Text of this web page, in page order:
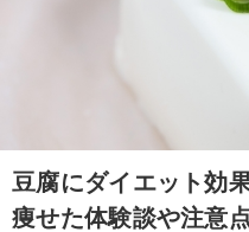
豆腐にダイエット効
痩せた体験談や注意